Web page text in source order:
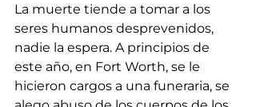
La muerte tiende a tomar a los
seres humanos desprevenidos,
nadie la espera. A principios de
este año, en Fort Worth, se le
hicieron cargos a una funeraria, se